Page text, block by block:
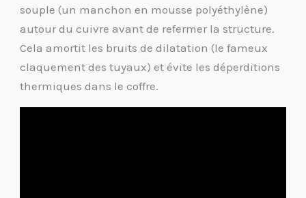
souple (un manchon en mousse polyéthylène)
autour du cuivre avant de refermer la structure.
Cela amortit les bruits de dilatation (le fameux
claquement des tuyaux) et évite les déperditions
thermiques dans le coffre.